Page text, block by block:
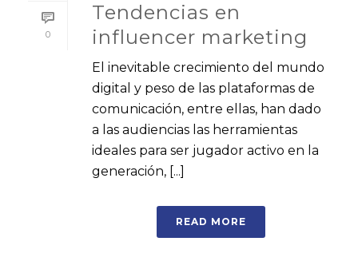
0
Tendencias en
influencer marketing
El inevitable crecimiento del mundo
digital y peso de las plataformas de
comunicación, entre ellas, han dado
a las audiencias las herramientas
ideales para ser jugador activo en la
generación, [...]
READ MORE